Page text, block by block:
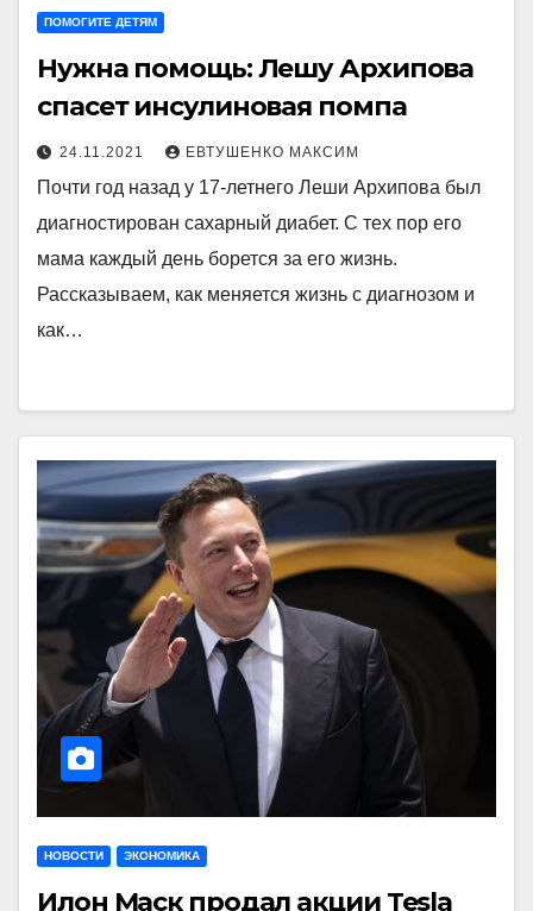
ПОМОГИТЕ ДЕТЯМ
Нужна помощь: Лешу Архипова
спасет инсулиновая помпа
24.11.2021 ЕВТУШЕНКО МАКСИМ
Почти год назад у 17-летнего Леши Архипова был
диагностирован сахарный диабет. С тех пор его
мама каждый день борется за его жизнь.
Рассказываем, как меняется жизнь с диагнозом и
как…
НОВОСТИ ЭКОНОМИКА
Илон Маск продал акции Tesla